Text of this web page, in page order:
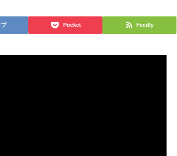
ブ Pocket Feedly